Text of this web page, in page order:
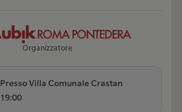
Organizzatore
Presso Villa Comunale Crastan
19:00